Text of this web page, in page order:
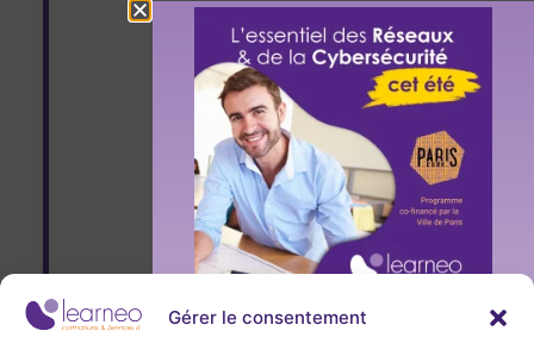
Gérer le consentement
Passer en revue les domaines
de mise à jour et les
domaines d’erreur
Passer en revue les zones de
disponibilité
Comparer la mise à l’échelle
verticale et horizontale